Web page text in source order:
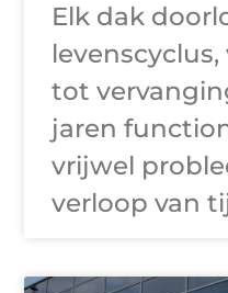
Elk dak
tot
jaren
vrijwel
verloop van